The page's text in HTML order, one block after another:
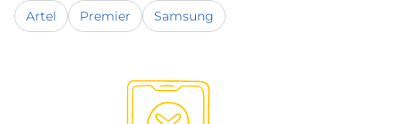
Artel Premier Samsung